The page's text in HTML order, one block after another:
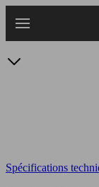
au
Spécifications